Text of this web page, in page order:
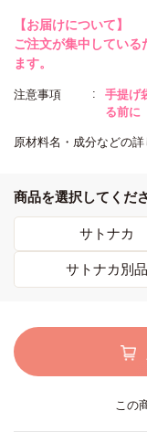
【お届けについて】
ご注文が集中している
ます。
注意事項
手提げ
る前に
原材料名・成分などの
商品を選択してくだ
サトナカ
サトナカ別品
この